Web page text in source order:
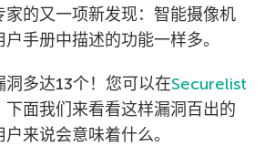
家的又一项新发现：智能摄像机
手册中描述的功能一样多。
多达13个！您可以在Securelist
下面我们来看看这样漏洞百出的
来说会意味着什么。